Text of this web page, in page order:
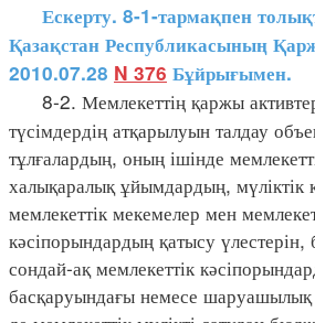
Ескерту. 8-1-тармақпен
Қазақстан Республикасының
2010.07.28 N 376 Бұйрығымен.
8-2. Мемлекеттің қаржы
түсімдердің атқарылуын талдау
тұлғалардың, оның ішінде
халықаралық ұйымдардың, мүліктік
мемлекеттік мекемелер мен
кәсіпорындардың қатысу үлестерін,
сондай-ақ мемлекеттік
басқаруындағы немесе шаруашылық